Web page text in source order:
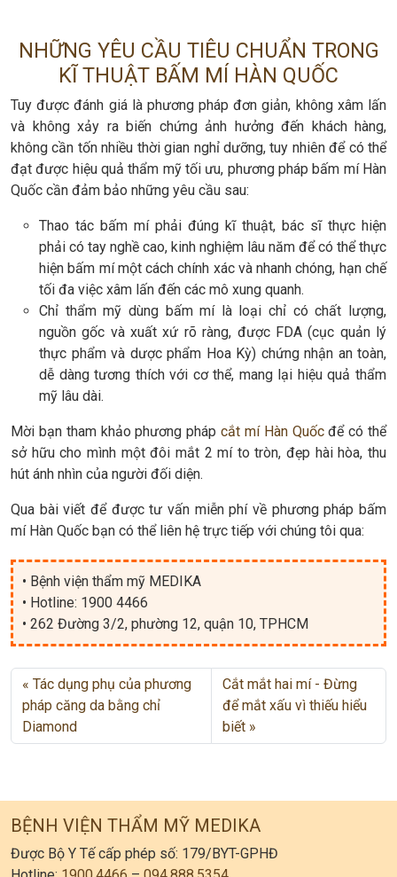
NHỮNG YÊU CẦU TIÊU CHUẨN TRONG
KĨ THUẬT BẤM MÍ HÀN QUỐC
Tuy được đánh giá là phương pháp đơn giản, không xâm lấn
và không xảy ra biến chứng ảnh hưởng đến khách hàng,
không cần tốn nhiều thời gian nghỉ dưỡng, tuy nhiên để có thể
đạt được hiệu quả thẩm mỹ tối ưu, phương pháp bấm mí Hàn
Quốc cần đảm bảo những yêu cầu sau:
Thao tác bấm mí phải đúng kĩ thuật, bác sĩ thực hiện
phải có tay nghề cao, kinh nghiệm lâu năm để có thể thực
hiện bấm mí một cách chính xác và nhanh chóng, hạn chế
tối đa việc xâm lấn đến các mô xung quanh.
Chỉ thẩm mỹ dùng bấm mí là loại chỉ có chất lượng,
nguồn gốc và xuất xứ rõ ràng, được FDA (cục quản lý
thực phẩm và dược phẩm Hoa Kỳ) chứng nhận an toàn,
dễ dàng tương thích với cơ thể, mang lại hiệu quả thẩm
mỹ lâu dài.
Mời bạn tham khảo phương pháp cắt mí Hàn Quốcđể có thể
sở hữu cho mình một đôi mắt 2 mí to tròn, đẹp hài hòa, thu
hút ánh nhìn của người đối diện.
Qua bài viết để được tư vấn miễn phí về phương pháp bấm
mí Hàn Quốc bạn có thể liên hệ trực tiếp với chúng tôi qua:
• Bệnh viện thẩm mỹ MEDIKA
• Hotline: 1900 4466
• 262 Đường 3/2, phường 12, quận 10, TPHCM
Tác dụng phụ của phương
pháp căng da bằng chỉ
Diamond
Cắt mắt hai mí - Đừng
để mắt xấu vì thiếu hiểu
biết
BỆNH VIỆN THẨM MỸ MEDIKA
Được Bộ Y Tế cấp phép số: 179/BYT-GPHĐ